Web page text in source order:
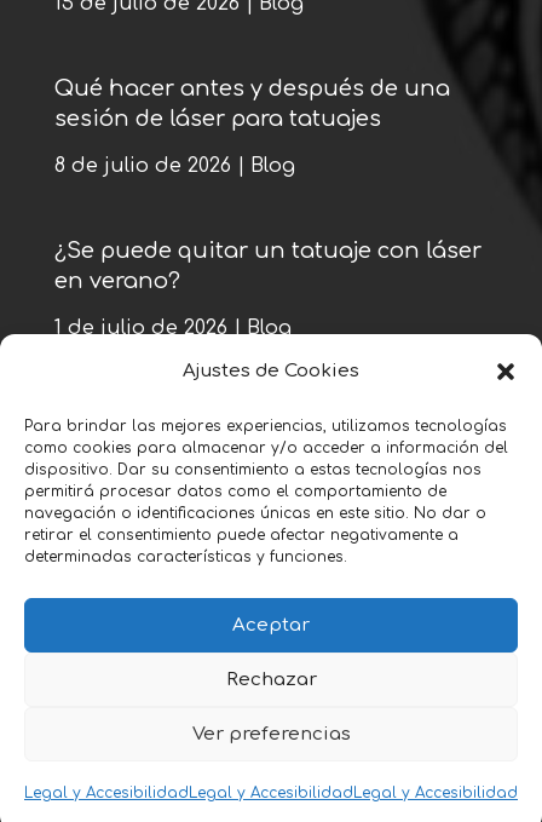
Ajustes de Cookies
Para brindar las mejores experiencias, utilizamos tecnologías
como cookies para almacenar y/o acceder a información del
dispositivo. Dar su consentimiento a estas tecnologías nos
permitirá procesar datos como el comportamiento de
navegación o identificaciones únicas en este sitio. No dar o
retirar el consentimiento puede afectar negativamente a
determinadas características y funciones.
Aceptar
Rechazar
Ver preferencias
Legal y Accesibilidad Legal y Accesibilidad Legal y Accesibilidad
Qué hacer antes y después de una
sesión de láser para tatuajes
8 de julio de 2026 Blog
¿Se puede quitar un tatuaje con láser
en verano?
1 de julio de 2026 Blog
« Entradas más antiguas
Entradas siguientes »
Política Legal y Accesibilidad